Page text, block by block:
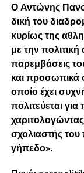
Ο Αντώνης
δική του
κυρίως της
με την
παρεμβάσεις
και προσωπικά
οποίο έχει
πολιτεύεται
σχολιαστής του
γήπεδο».